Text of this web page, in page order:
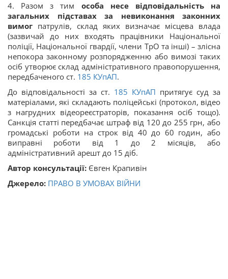
4. Разом з тим особа несе відповідальність на
загальних підставах за невиконання законних
вимог патрулів, склад яких визначає місцева влада
(зазвичай до них входять працівники Національної
поліції, Національної гвардії, члени ТрО та інші) – злісна
непокора законному розпорядженню або вимозі таких
осіб утворює склад адміністративного правопорушення,
передбаченого ст. 185 КУпАП.
До відповідальності за ст. 185 КУпАП притягує суд за
матеріалами, які складають поліцейські (протокол, відео
з нагрудних відеореєстраторів, показання осіб тощо).
Санкція статті передбачає штраф від 120 до 255 грн, або
громадські роботи на строк від 40 до 60 годин, або
виправні роботи від 1 до 2 місяців, або
адміністративний арешт до 15 діб.
Автор консультації: Євген Крапивін
Джерело: ПРАВО В УМОВАХ ВІЙНИ